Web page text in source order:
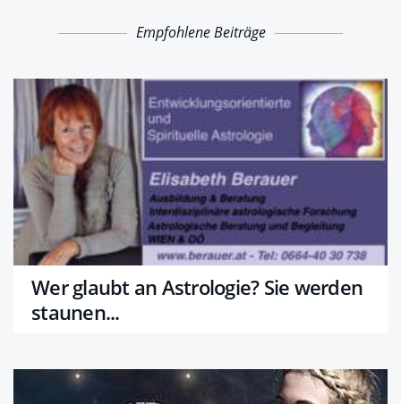
Empfohlene Beiträge
Wer glaubt an Astrologie? Sie werden
staunen...